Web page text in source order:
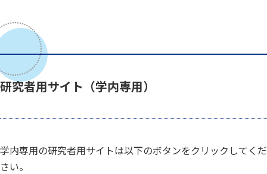
研究者用サイト（学内専用）
学内専用の研究者用サイトは以下のボタンをクリックしてくだ
さい。